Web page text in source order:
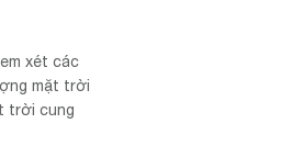
xét các
mặt trời
trời cung